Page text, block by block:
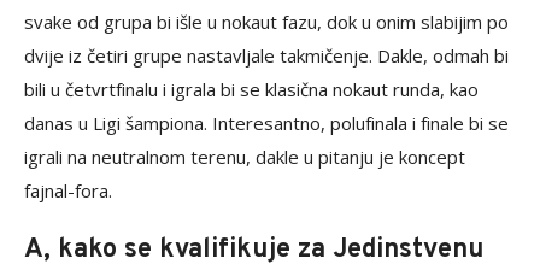
svake od grupa bi išle u nokaut fazu, dok u onim slabijim po
dvije iz četiri grupe nastavljale takmičenje. Dakle, odmah bi
bili u četvrtfinalu i igrala bi se klasična nokaut runda, kao
danas u Ligi šampiona. Interesantno, polufinala i finale bi se
igrali na neutralnom terenu, dakle u pitanju je koncept
fajnal-fora.
A, kako se kvalifikuje za Jedinstvenu